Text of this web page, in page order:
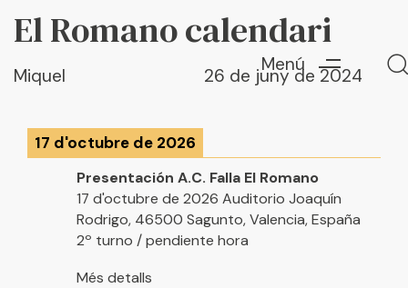
Menú
Escriu ací i prem "Enter" per a buscar
PUBLISHED
IN:
El Romano calendari
Autor
Miquel
Published
on:
26 de juny de 2024
17 d'octubre de 2026
Presentación A.C. Falla El Romano
17 d'octubre de 2026 Auditorio Joaquín
Rodrigo, 46500 Sagunto, Valencia, España
2º turno / pendiente hora
Més detalls